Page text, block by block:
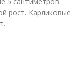
рост. Карликовые